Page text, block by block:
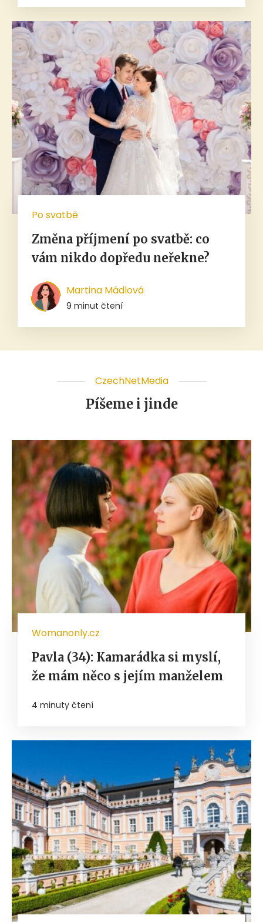
Po svatbě
Změna příjmení po svatbě: co
vám nikdo dopředu neřekne?
Martina Mádlová
9 minut čtení
CzechNetMedia
Píšeme i jinde
Womanonly.cz
Pavla (34): Kamarádka si myslí,
že mám něco s jejím manželem
4 minuty čtení